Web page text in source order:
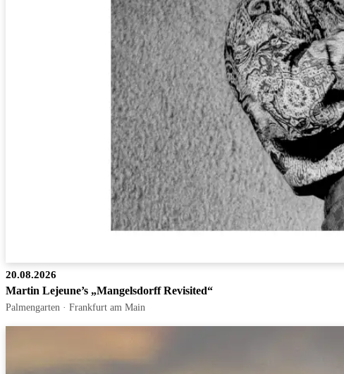
20.08.2026
Martin Lejeune’s „Mangelsdorff Revisited“
Palmengarten · Frankfurt am Main